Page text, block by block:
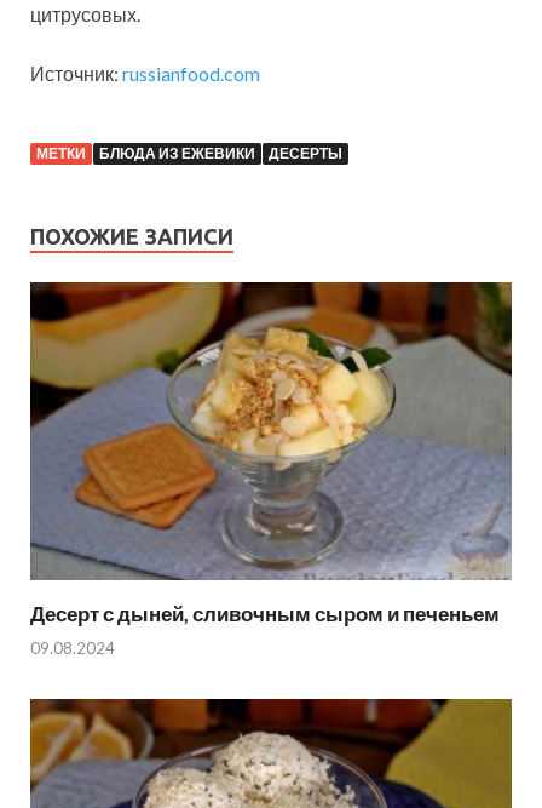
цитрусовых.
Источник: russianfood.com
МЕТКИ БЛЮДА ИЗ ЕЖЕВИКИ ДЕСЕРТЫ
ПОХОЖИЕ ЗАПИСИ
Десерт с дыней, сливочным сыром и печеньем
09.08.2024